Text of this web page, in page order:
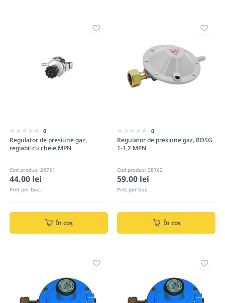
0
Regulator de presiune gaz,
reglabil cu cheie,MPN
Cod produs: 28761
44.00 lei
Preț per buc.
În coș
0
Regulator de presiune gaz, RDSG
1-1,2 MPN
Cod produs: 28762
59.00 lei
Preț per buc.
În coș